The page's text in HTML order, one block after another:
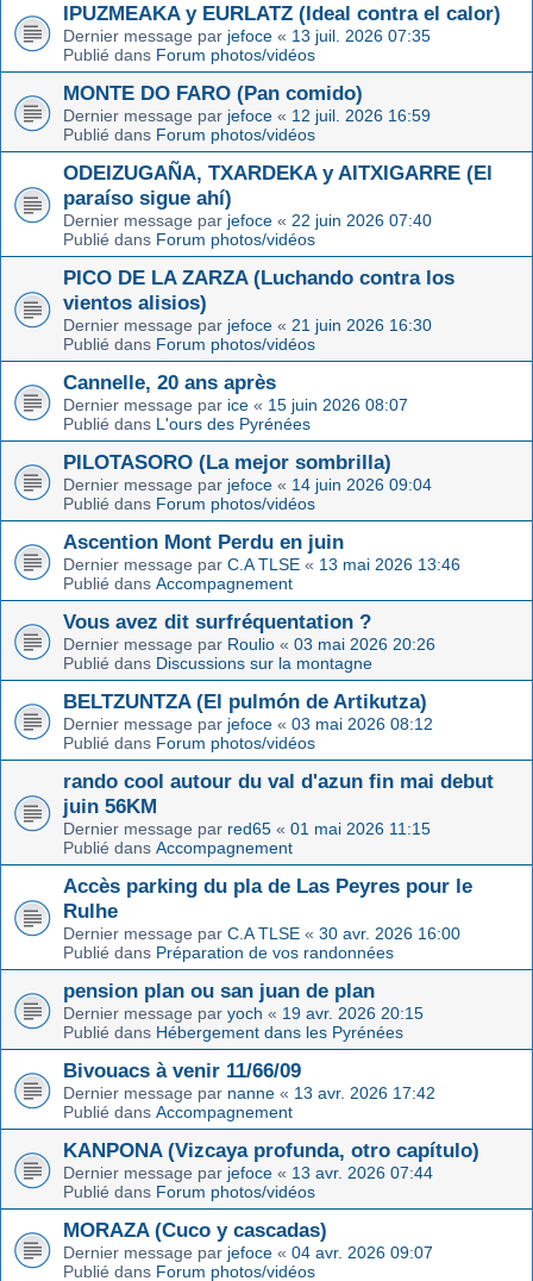
IPUZMEAKA y EURLATZ (Ideal contra el calor)
Dernier message par jefoce « 13 juil. 2026 07:35
Publié dans Forum photos/vidéos
MONTE DO FARO (Pan comido)
Dernier message par jefoce « 12 juil. 2026 16:59
Publié dans Forum photos/vidéos
ODEIZUGAÑA, TXARDEKA y AITXIGARRE (El
paraíso sigue ahí)
Dernier message par jefoce « 22 juin 2026 07:40
Publié dans Forum photos/vidéos
PICO DE LA ZARZA (Luchando contra los
vientos alisios)
Dernier message par jefoce « 21 juin 2026 16:30
Publié dans Forum photos/vidéos
Cannelle, 20 ans après
Dernier message par ice « 15 juin 2026 08:07
Publié dans L'ours des Pyrénées
PILOTASORO (La mejor sombrilla)
Dernier message par jefoce « 14 juin 2026 09:04
Publié dans Forum photos/vidéos
Ascention Mont Perdu en juin
Dernier message par C.A TLSE « 13 mai 2026 13:46
Publié dans Accompagnement
Vous avez dit surfréquentation ?
Dernier message par Roulio « 03 mai 2026 20:26
Publié dans Discussions sur la montagne
BELTZUNTZA (El pulmón de Artikutza)
Dernier message par jefoce « 03 mai 2026 08:12
Publié dans Forum photos/vidéos
rando cool autour du val d'azun fin mai debut
juin 56KM
Dernier message par red65 « 01 mai 2026 11:15
Publié dans Accompagnement
Accès parking du pla de Las Peyres pour le
Rulhe
Dernier message par C.A TLSE « 30 avr. 2026 16:00
Publié dans Préparation de vos randonnées
pension plan ou san juan de plan
Dernier message par yoch « 19 avr. 2026 20:15
Publié dans Hébergement dans les Pyrénées
Bivouacs à venir 11/66/09
Dernier message par nanne « 13 avr. 2026 17:42
Publié dans Accompagnement
KANPONA (Vizcaya profunda, otro capítulo)
Dernier message par jefoce « 13 avr. 2026 07:44
Publié dans Forum photos/vidéos
MORAZA (Cuco y cascadas)
Dernier message par jefoce « 04 avr. 2026 09:07
Publié dans Forum photos/vidéos